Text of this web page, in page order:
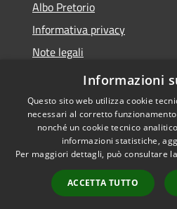
Albo Pretorio
Informativa privacy
Note legali
Dichiarazione di accessibilità
Accessibilità
Informazioni
Questo sito web utilizza cookie
necessari al corretto
nonché un cookie tecnico
informazioni statistiche,
Per maggiori dettagli, può consultare
ACCETTA TUTTO